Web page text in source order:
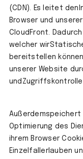
(CDN). Es leitet
Browser und
CloudFront.
welcher
bereitstellen
unserer Website
Außerdemspeichert
Optimierung des
ihrem Browser
Einzelfallerlauben